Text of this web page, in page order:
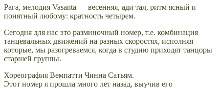
Рага, мелодия Vasanta — весенняя, ади тал, ритм ясный и
понятный любому: кратность четырем.
Сегодня для нас это разминочный номер, т.е. комбинация
танцевальных движений на разных скоростях, исполняя
которые, мы разогреваемся, когда в студию приходят танцоры
старшей группы.
Хореография Вемпатти Чинна Сатьям.
Этот номер я прошла много лет назад, выучив его